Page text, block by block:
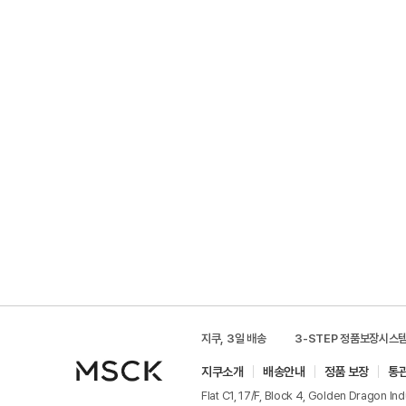
지쿠, 3일 배송 3-STEP 정품보장시스
지쿠소개 배송안내 정품 보장 통
Flat C1, 17/F, Block 4, Golden Dragon